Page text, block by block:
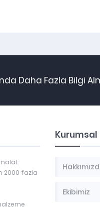
Daha Fazla Bilgi
2000 fazla
Kurumsal
Ekibimiz